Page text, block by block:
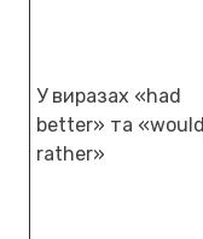
У виразах «had
better» та «would
rather»